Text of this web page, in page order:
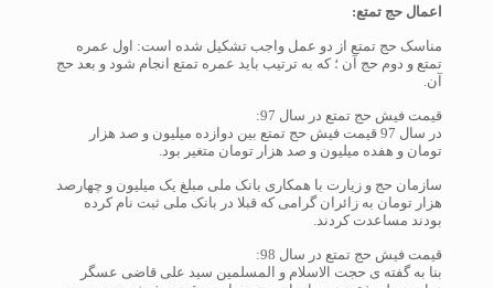
اعمال حج تمتع:
مناسک حج تمتع از دو عمل واجب تشکیل شده است: اول عمره
تمتع و دوم حج آن ؛ که به ترتیب باید عمره تمتع انجام شود و بعد حج
آن.
قیمت فیش حج تمتع در سال 97:
در سال 97 قیمت فیش حج تمتع بین دوازده میلیون و صد هزار
تومان و هفده میلیون و صد هزار تومان متغیر بود.
سازمان حج و زیارت با همکاری بانک ملی مبلغ یک میلیون و چهارصد
هزار تومان به زائران گرامی که قبلا در بانک ملی ثبت نام کرده
بودند مساعدت کردند.
قیمت فیش حج تمتع در سال 98:
بنا به گفته ی حجت الاسلام و المسلمین سید علی قاضی عسگر